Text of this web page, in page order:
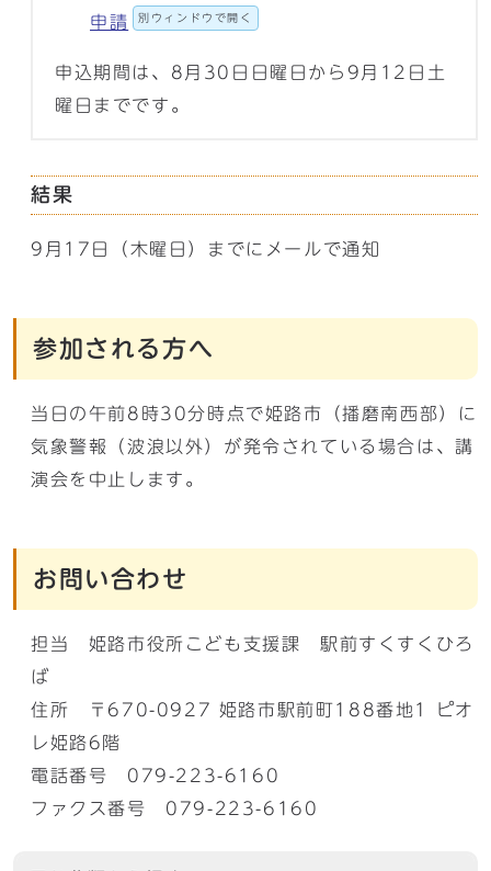
申請
別ウィンドウで開く
申込期間は、8月30日日曜日から9月12日土
曜日までです。
結果
9月17日（木曜日）までにメールで通知
参加される方へ
当日の午前8時30分時点で姫路市（播磨南西部）に
気象警報（波浪以外）が発令されている場合は、講
演会を中止します。
お問い合わせ
担当 姫路市役所こども支援課 駅前すくすくひろ
ば
住所 〒670-0927 姫路市駅前町188番地1 ピオ
レ姫路6階
電話番号 079-223-6160
ファクス番号 079-223-6160